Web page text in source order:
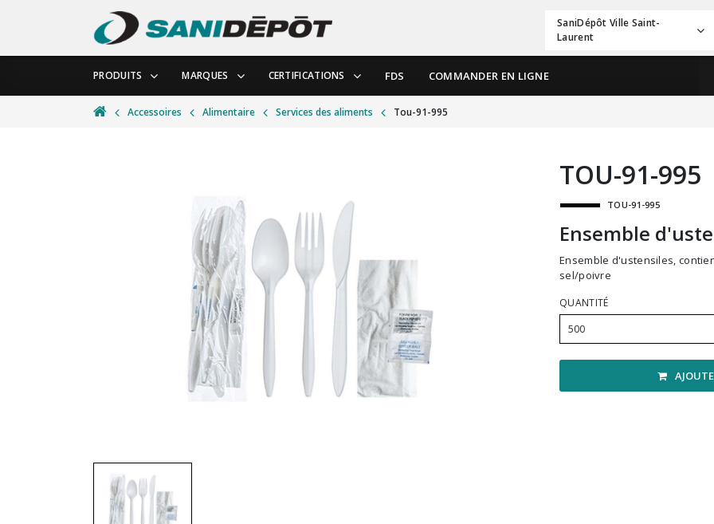
SaniDépôt Ville Saint-
Laurent
PRODUITS MARQUES CERTIFICATIONS FDS COMMANDER EN LIGNE
Accessoires Alimentaire Services des aliments Tou-91-995
TOU-91-995
TOU-91-995
Ensemble
Ensemble d'ustensiles, contient cuillère, fourchette, couteau, serviette de table et
sel/poivre
QUANTITÉ
500